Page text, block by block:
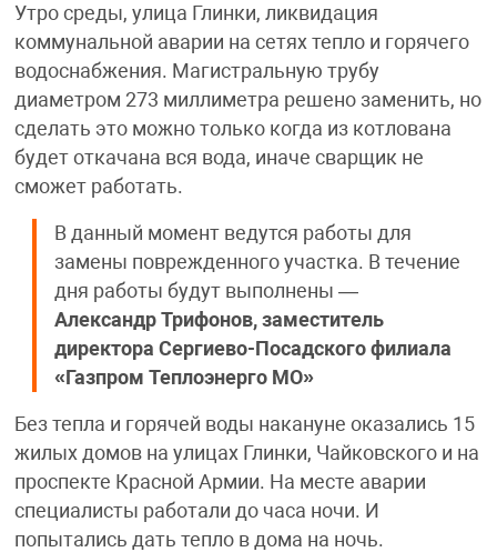
Утро среды, улица Глинки, ликвидация
коммунальной аварии на сетях тепло и горячего
водоснабжения. Магистральную трубу
диаметром 273 миллиметра решено заменить, но
сделать это можно только когда из котлована
будет откачана вся вода, иначе сварщик не
сможет работать.
В данный момент ведутся работы для
замены поврежденного участка. В течение
дня работы будут выполнены —
Александр Трифонов, заместитель
директора Сергиево-Посадского филиала
«Газпром Теплоэнерго МО»
Без тепла и горячей воды накануне оказались 15
жилых домов на улицах Глинки, Чайковского и на
проспекте Красной Армии. На месте аварии
специалисты работали до часа ночи. И
попытались дать тепло в дома на ночь.